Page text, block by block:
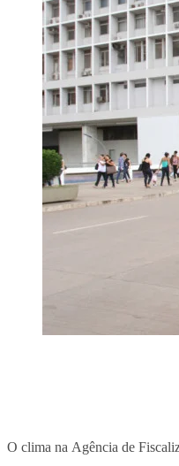
O clima na Agência de